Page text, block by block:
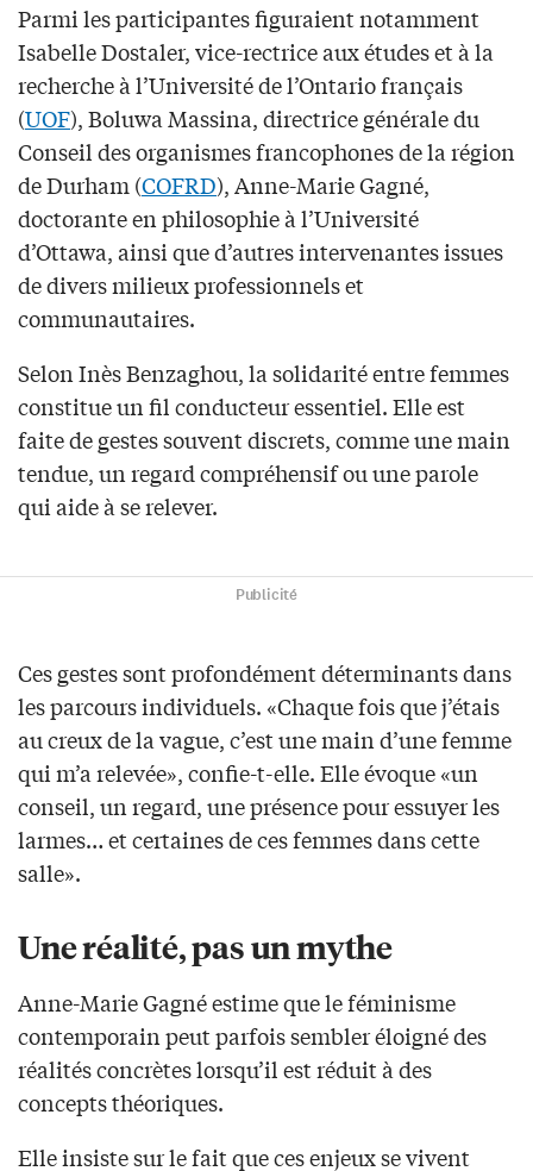
Parmi les participantes figuraient notamment
Isabelle Dostaler, vice-rectrice aux études et à la
recherche à l’Université de l’Ontario français
(UOF), Boluwa Massina, directrice générale du
Conseil des organismes francophones de la région
de Durham (COFRD), Anne-Marie Gagné,
doctorante en philosophie à l’Université
d’Ottawa, ainsi que d’autres intervenantes issues
de divers milieux professionnels et
communautaires.
Selon Inès Benzaghou, la solidarité entre femmes
constitue un fil conducteur essentiel. Elle est
faite de gestes souvent discrets, comme une main
tendue, un regard compréhensif ou une parole
qui aide à se relever.
Publicité
Ces gestes sont profondément déterminants dans
les parcours individuels. «Chaque fois que j’étais
au creux de la vague, c’est une main d’une femme
qui m’a relevée», confie-t-elle. Elle évoque «un
conseil, un regard, une présence pour essuyer les
larmes… et certaines de ces femmes dans cette
salle».
Une réalité, pas un mythe
Anne-Marie Gagné estime que le féminisme
contemporain peut parfois sembler éloigné des
réalités concrètes lorsqu’il est réduit à des
concepts théoriques.
Elle insiste sur le fait que ces enjeux se vivent